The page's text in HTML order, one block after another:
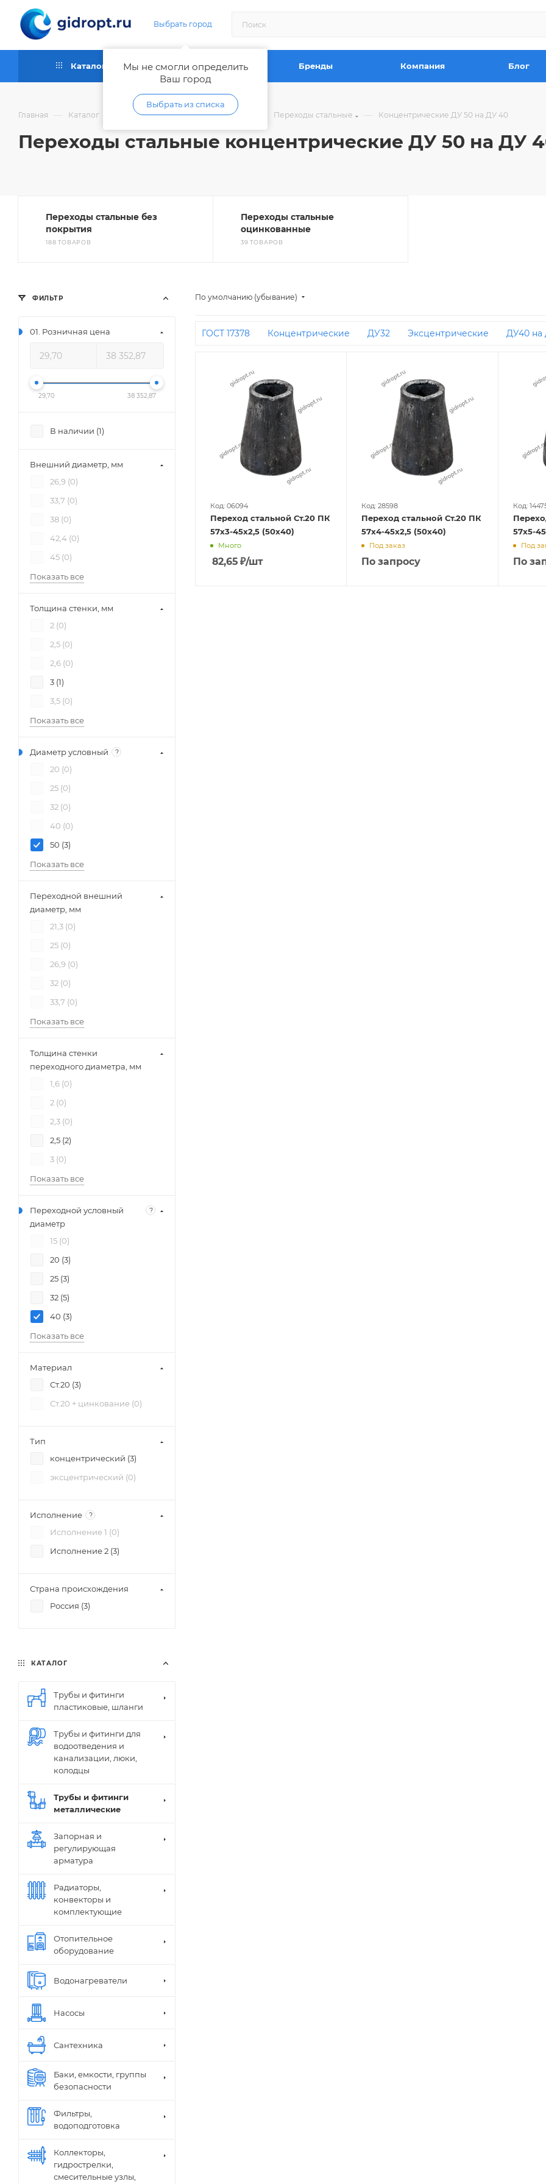
Выбрать город
Мы не смогли определить
Ваш город
Выбрать из списка
Каталог Как купить Бренды Компания Блог
Главная — Каталог Трубы и фитинги металлические Переходы стальные — Концентрические ДУ 50 на ДУ 40
Переходы стальные концентрические ДУ 50 на ДУ
Переходы стальные без
покрытия
188 ТОВАРОВ
Переходы стальные
оцинкованные
39 ТОВАРОВ
По умолчанию (убывание)
ГОСТ 17378 Концентрические ДУ32 Эксцентрические ДУ40 на
Концентрические ДУ50 на ДУ40
57 на 32 219 на 159 ДУ100 на ДУ50
ДУ20 на ДУ15 219 на 108 ДУ40 на ДУ20 159 на 89 ДУ50
бесшовные
76 на 25 ДУ25 на ДУ15
Концентрические ДУ50 на ДУ32 Концентрические ДУ25 на ДУ20
76 на 50
325 Из углеродистой стали 108 на 76
57 на 20 ДУ32 на ДУ15 ДУ50 на ДУ15 76 на 57
Концентрические ДУ32 на ДУ20
Концентрические исп 1
Исп 1
Концентрические 219х10 на 159х8 Концентрические ДУ65 на
ДУ65 на ДУ50
Концентрические ДУ40 на ДУ25 Эксцентрические
Код: 06094
Переход стальной Ст.20 ПК
57х3-45х2,5 (50х40)
Много
82,65 ₽/шт
Код: 28598
Переход стальной Ст.20 ПК
57х4-45х2,5 (50х40)
Под заказ
По запросу
Код:
57х5-
Под
По
ФИЛЬТР
01. Розничная цена
29,70 38 352,87
В наличии (1)
Внешний диаметр, мм
26,9 (0)
33,7 (0)
38 (0)
42,4 (0)
45 (0)
Показать все
Толщина стенки, мм
2 (0)
2,5 (0)
2,6 (0)
3 (1)
3,5 (0)
Показать все
Диаметр условный ?
20 (0)
25 (0)
32 (0)
40 (0)
50 (3)
Показать все
Переходной внешний
диаметр, мм
21,3 (0)
25 (0)
26,9 (0)
32 (0)
33,7 (0)
Показать все
Толщина стенки
переходного диаметра, мм
1,6 (0)
2 (0)
2,3 (0)
2,5 (2)
3 (0)
Показать все
Переходной условный
диаметр
?
15 (0)
20 (3)
25 (3)
32 (5)
40 (3)
Показать все
Материал
Ст.20 (3)
Ст.20 + цинкование (0)
Тип
концентрический (3)
эксцентрический (0)
Исполнение ?
Исполнение 1 (0)
Исполнение 2 (3)
Страна происхождения
Россия (3)
КАТАЛОГ
Трубы и фитинги
пластиковые, шланги
Трубы и фитинги для
водоотведения и
канализации, люки,
колодцы
Трубы и фитинги
металлические
Запорная и
регулирующая
арматура
Радиаторы,
конвекторы и
комплектующие
Отопительное
оборудование
Водонагреватели
Насосы
Сантехника
Баки, емкости, группы
безопасности
Фильтры,
водоподготовка
Коллекторы,
гидрострелки,
смесительные узлы,